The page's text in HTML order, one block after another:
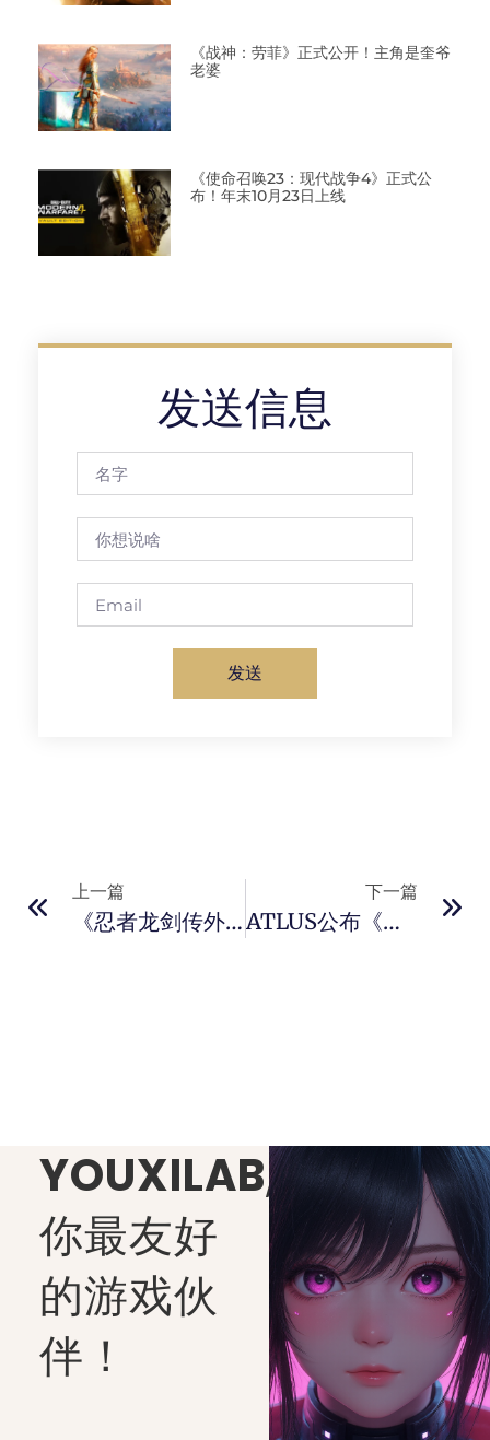
《战神：劳菲》正式公开！主角是奎爷
老婆
《使命召唤23：现代战争4》正式公
布！年末10月23日上线
发送信息
发送
上一篇
《忍者龙剑传外传：怒之羁绊》实体版发售信息公布
下一篇
ATLUS公布《葛叶雷道复刻版：超力兵团奇谭》最新情报！
YOUXILAB,
你最友好
的游戏伙
伴！